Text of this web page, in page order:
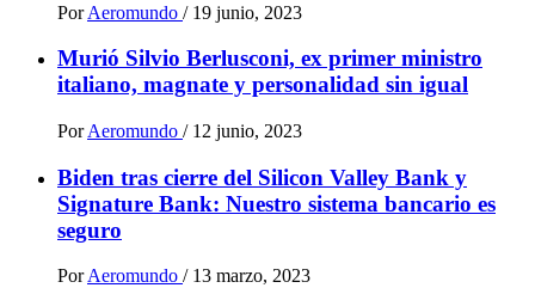
Por Aeromundo / 19 junio, 2023
Murió Silvio Berlusconi, ex primer ministro
italiano, magnate y personalidad sin igual
Por Aeromundo / 12 junio, 2023
Biden tras cierre del Silicon Valley Bank y
Signature Bank: Nuestro sistema bancario es
seguro
PorAeromundo / 13 marzo, 2023